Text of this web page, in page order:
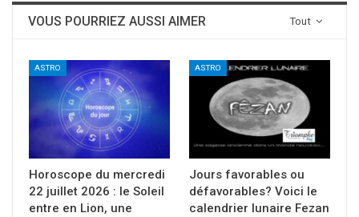
Tout
VOUS POURRIEZ AUSSI AIMER
ASTRO
Horoscope du mercredi
22 juillet 2026 : le Soleil
entre en Lion, une
ASTRO
Jours favorables ou
défavorables? Voici le
calendrier lunaire Fezan